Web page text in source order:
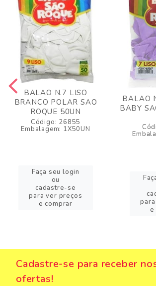
BALAO N.7 LISO
BRANCO POLAR SAO
ROQUE 50UN
Código: 26855
Embalagem: 1X50UN
Faça seu login
ou
cadastre-se
para ver preços
e comprar
BALAO
BABY
e
Cadastre-se para receber
ofertas!